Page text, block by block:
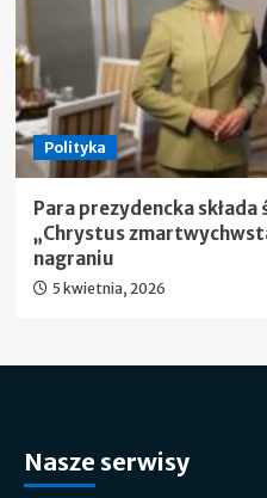
Polityka
Para prezydencka
„Chrystus
nagraniu
5 kwietnia, 2026
Nasze serwisy